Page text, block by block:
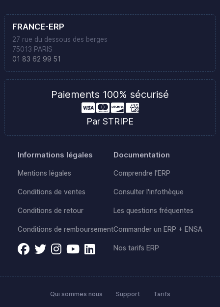
FRANCE-ERP
27 rue du dessous des berges
75013 PARIS
01 83 62 99 51
Paiements 100% sécurisé
Par STRIPE
Informations légales
Mentions légales
Conditions de ventes
Conditions de retour
Conditions de remboursement
Documentation
Comprendre l'ERP
Consulter l'infothèque
Les questions fréquentes
Commander un ERP + ENSA
Nos tarifs ERP
Qui sommes nous Support Tarifs